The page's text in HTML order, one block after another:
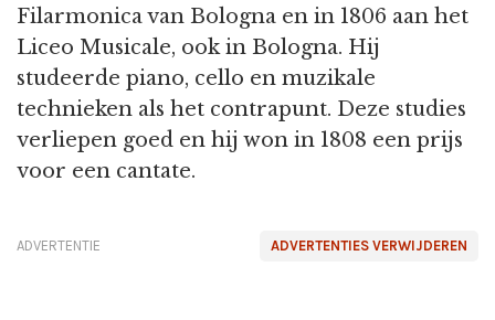
Filarmonica van Bologna en in 1806 aan het
Liceo Musicale, ook in Bologna. Hij
studeerde piano, cello en muzikale
technieken als het contrapunt. Deze studies
verliepen goed en hij won in 1808 een prijs
voor een cantate.
ADVERTENTIES VERWIJDEREN
ADVERTENTIE